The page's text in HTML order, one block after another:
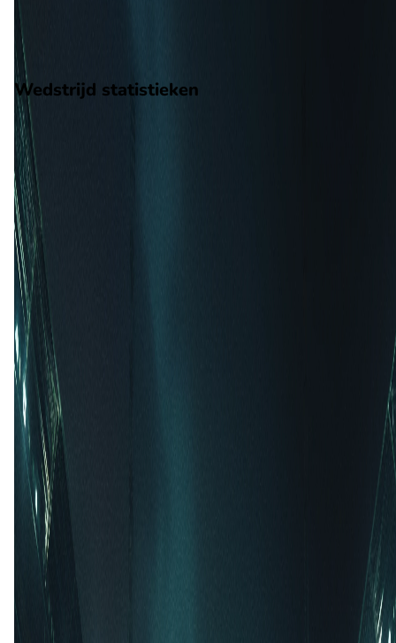
vorm
Wedstrijd statistieken
Verloop
Statistieken
Eindscore (0 - 0)
Eerste helft
7'
A. Monfray
15'
Y. Titi
44'
J. Guevara
Tweede helft
48'
H. Gambor
64'
M. Merghem
64'
J. Sebas(F. Tomi)
70'
T. Meynadier
74'
A. Mille
K. Diawara
A. Zaouai
J. Janneh